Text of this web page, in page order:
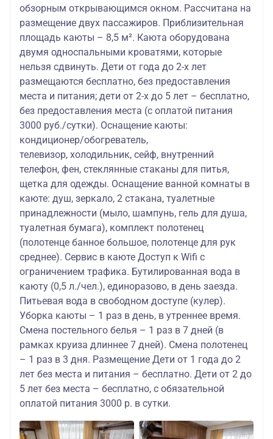
обзорным открывающимся окном. Рассчитана на
размещение двух пассажиров. Приблизительная
площадь каюты – 8,5 м². Каюта оборудована
двумя односпальными кроватями, которые
нельзя сдвинуть. Дети от года до 2-х лет
размещаются бесплатно, без предоставления
места и питания; дети от 2-х до 5 лет – бесплатно,
без предоставления места (с оплатой питания
3000 руб./сутки). Оснащение каюты:
кондиционер/обогреватель,
телевизор, холодильник, сейф, внутренний
телефон, фен, стеклянные стаканы для питья,
щетка для одежды. Оснащение ванной комнаты в
каюте: душ, зеркало, 2 стакана, туалетные
принадлежности (мыло, шампунь, гель для душа,
туалетная бумага), комплект полотенец
(полотенце банное большое, полотенце для рук
среднее). Сервис в каюте Доступ к Wifi с
ограничением трафика. Бутилированная вода в
каюту (0,5 л./чел.), единоразово, в день заезда.
Питьевая вода в свободном доступе (кулер).
Уборка каюты – 1 раз в день, в утреннее время.
Смена постельного белья – 1 раз в 7 дней (в
рамках круиза длиннее 7 дней). Смена полотенец
– 1 раз в 3 дня. Размещение Дети от 1 года до 2
лет без места и питания – бесплатно. Дети от 2 до
5 лет без места – бесплатно, с обязательной
оплатой питания 3000 р. в сутки.